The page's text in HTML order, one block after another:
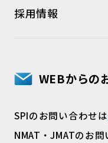
採用情報
WEBからの
SPIのお問い合わせは
NMAT・JMATのお